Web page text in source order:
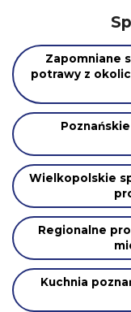
Zapomniane
potrawy z
Wielkopolskie
Regionalne
Kuchnia